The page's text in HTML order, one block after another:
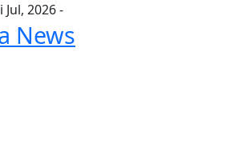
Jul, 2026 -